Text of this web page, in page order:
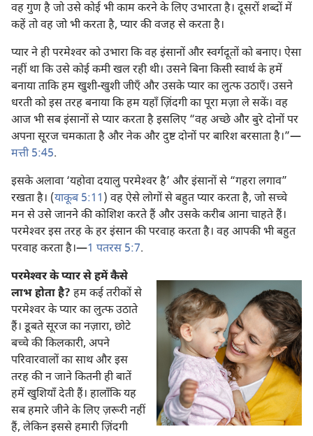
वह गुण है जो उसे कोई भी काम करने के लिए उभारता है। दूसरों शब्दों में
कहें तो वह जो भी करता है, प्यार की वजह से करता है।
प्यार ने ही परमेश्‍वर को उभारा कि वह इंसानों और स्वर्गदूतों को बनाए। ऐसा
नहीं था कि उसे कोई कमी खल रही थी। उसने बिना किसी स्वार्थ के हमें
बनाया ताकि हम खुशी-खुशी जीएँ और उसके प्यार का लुत्फ उठाएँ। उसने
धरती को इस तरह बनाया कि हम यहाँ ज़िंदगी का पूरा मज़ा ले सकें। वह
आज भी सब इंसानों से प्यार करता है इसलिए “वह अच्छे और बुरे दोनों पर
अपना सूरज चमकाता है और नेक और दुष्ट दोनों पर बारिश बरसाता है।”​—
मत्ती 5:45.
इसके अलावा ‘यहोवा दयालु परमेश्‍वर है’ और इंसानों से “गहरा लगाव”
रखता है। (याकूब 5:11) वह ऐसे लोगों से बहुत प्यार करता है, जो सच्चे
मन से उसे जानने की कोशिश करते हैं और उसके करीब आना चाहते हैं।
परमेश्‍वर इस तरह के हर इंसान की परवाह करता है। वह आपकी भी बहुत
परवाह करता है।​—1 पतरस 5:7.
परमेश्‍वर के प्यार से हमें कैसे
लाभ होता है? हम कई तरीकों से
परमेश्‍वर के प्यार का लुत्फ उठाते
हैं। डूबते सूरज का नज़ारा, छोटे
बच्चे की किलकारी, अपने
परिवारवालों का साथ और इस
तरह की न जाने कितनी ही बातें
हमें खुशियाँ देती हैं। हालाँकि यह
सब हमारे जीने के लिए ज़रूरी नहीं
हैं, लेकिन इससे हमारी ज़िंदगी